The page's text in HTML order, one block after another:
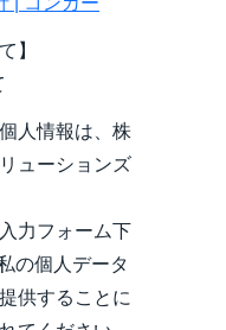
】
人情報は、株
ューションズ
力フォーム下
の個人データ
供することに